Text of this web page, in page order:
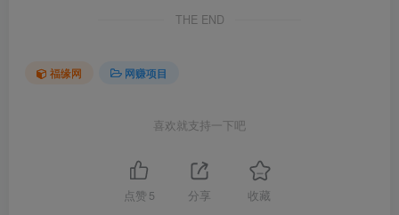
THE END
福缘网 网赚项目
喜欢就支持一下吧
点赞 5 分享 收藏